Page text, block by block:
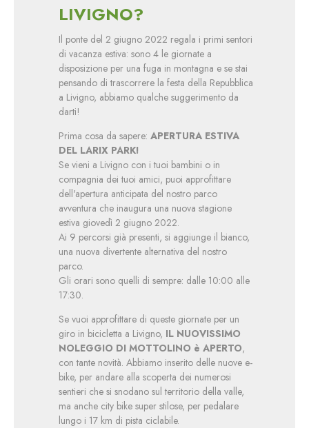
LIVIGNO?
Il ponte del 2 giugno 2022 regala i primi sentori
di vacanza estiva: sono 4 le giornate a
disposizione per una fuga in montagna e se stai
pensando di trascorrere la festa della Repubblica
a Livigno, abbiamo qualche suggerimento da
darti!
Prima cosa da sapere: APERTURA ESTIVA
DEL LARIX PARK!
Se vieni a Livigno con i tuoi bambini o in
compagnia dei tuoi amici, puoi approfittare
dell'apertura anticipata del nostro parco
avventura che inaugura una nuova stagione
estiva giovedì 2 giugno 2022.
Ai 9 percorsi già presenti, si aggiunge il bianco,
una nuova divertente alternativa del nostro
parco.
Gli orari sono quelli di sempre: dalle 10:00 alle
17:30.
Se vuoi approfittare di queste giornate per un
giro in bicicletta a Livigno, IL NUOVISSIMO
NOLEGGIO DI MOTTOLINO è APERTO,
con tante novità. Abbiamo inserito delle nuove e-
bike, per andare alla scoperta dei numerosi
sentieri che si snodano sul territorio della valle,
ma anche city bike super stilose, per pedalare
lungo i 17 km di pista ciclabile.